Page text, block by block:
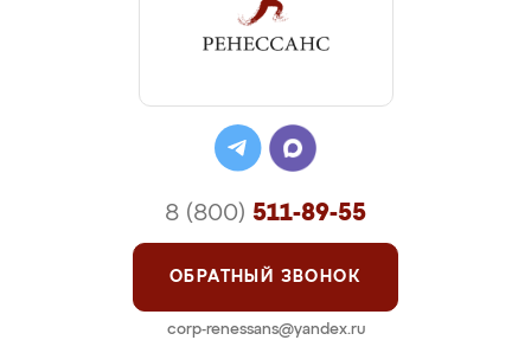
8 (800) 511-89-55
ОБРАТНЫЙ ЗВОНОК
corp-renessans@yandex.ru